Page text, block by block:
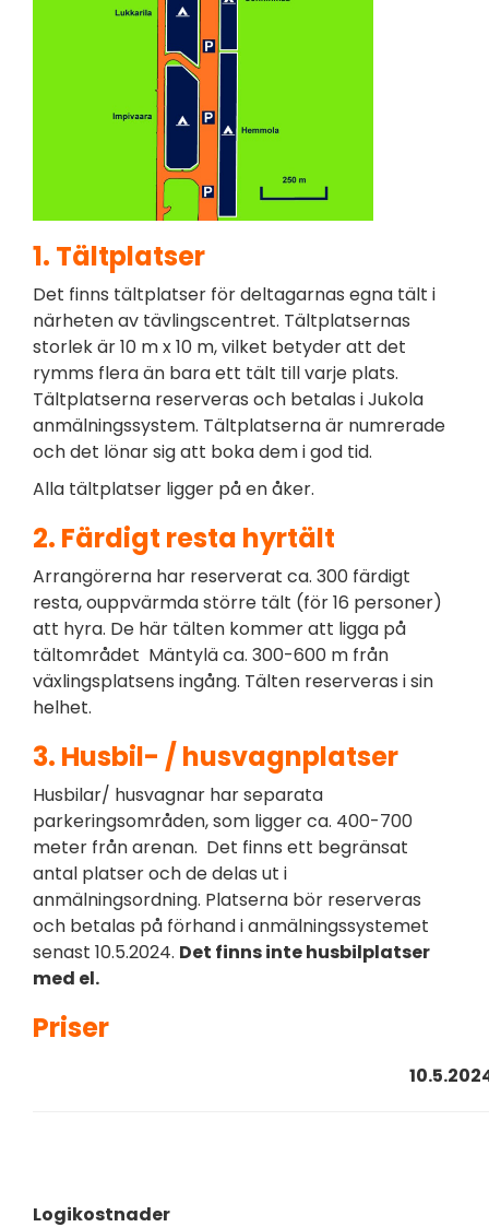
1. Tältplatser
Det finns tältplatser för deltagarnas egna tält i
närheten av tävlingscentret. Tältplatsernas
storlek är 10 m x 10 m, vilket betyder att det
rymms flera än bara ett tält till varje plats.
Tältplatserna reserveras och betalas i Jukola
anmälningssystem. Tältplatserna är numrerade
och det lönar sig att boka dem i god tid.
Alla tältplatser ligger på en åker.
2. Färdigt resta hyrtält
Arrangörerna har reserverat ca. 300 färdigt
resta, ouppvärmda större tält (för 16 personer)
att hyra. De här tälten kommer att ligga på
tältområdet Mäntylä ca. 300-600 m från
växlingsplatsens ingång. Tälten reserveras i sin
helhet.
3. Husbil- / husvagnplatser
Husbilar/ husvagnar har separata
parkeringsområden, som ligger ca. 400-700
meter från arenan. Det finns ett begränsat
antal platser och de delas ut i
anmälningsordning. Platserna bör reserveras
och betalas på förhand i anmälningssystemet
senast 10.5.2024. Det finns inte husbilplatser
med el.
Priser
Logikostnader